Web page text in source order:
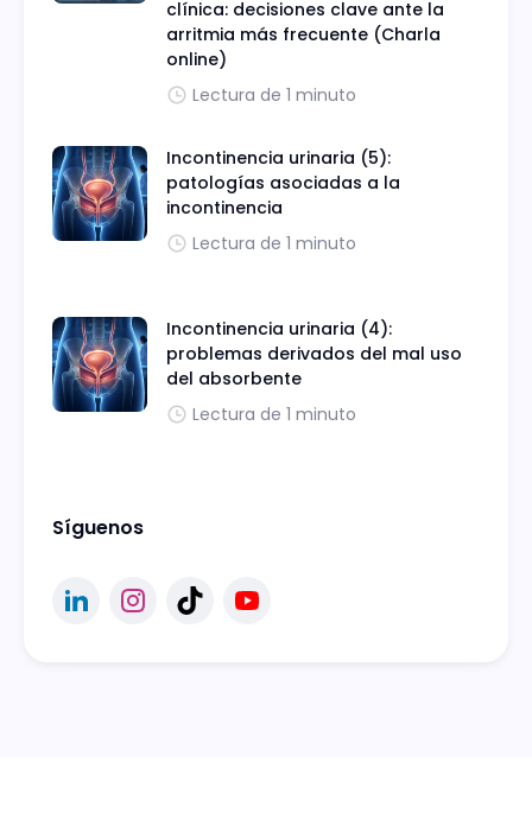
clínica: decisiones clave ante la
arritmia más frecuente (Charla
online)
Lectura de 1 minuto
Incontinencia urinaria (5):
patologías asociadas a la
incontinencia
Lectura de 1 minuto
Incontinencia urinaria (4):
problemas derivados del mal uso
del absorbente
Lectura de 1 minuto
Síguenos